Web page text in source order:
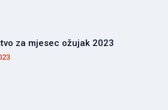
za mjesec ožujak 2023